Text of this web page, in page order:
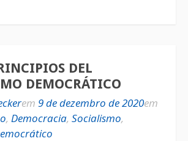
DEL
DEMOCRÁTICO
em 9 de dezembro de 2020em
, Democracia, Socialismo,